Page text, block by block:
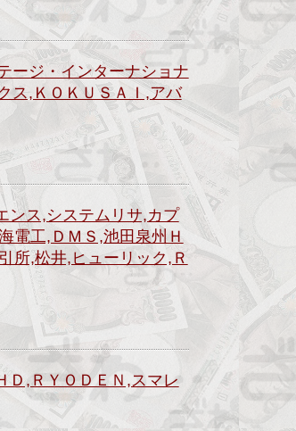
ージ・インターナショナ
ス,ＫＯＫＵＳＡＩ,アバ
ンス,システムリサ,カプ
電工,ＤＭＳ,池田泉州Ｈ
所,松井,ヒューリック,Ｒ
Ｄ,ＲＹＯＤＥＮ,スマレ